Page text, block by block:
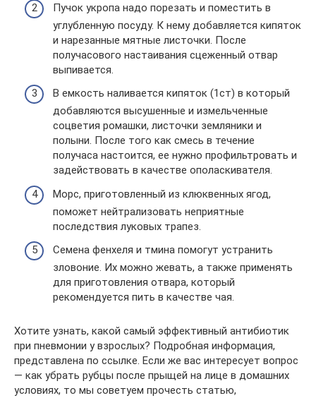
Пучок укропа надо порезать и поместить в
углубленную посуду. К нему добавляется кипяток
и нарезанные мятные листочки. После
получасового настаивания сцеженный отвар
выпивается.
В емкость наливается кипяток (1ст) в который
добавляются высушенные и измельченные
соцветия ромашки, листочки земляники и
полыни. После того как смесь в течение
получаса настоится, ее нужно профильтровать и
задействовать в качестве ополаскивателя.
Морс, приготовленный из клюквенных ягод,
поможет нейтрализовать неприятные
последствия луковых трапез.
Семена фенхеля и тмина помогут устранить
зловоние. Их можно жевать, а также применять
для приготовления отвара, который
рекомендуется пить в качестве чая.
Хотите узнать, какой самый эффективный антибиотик
при пневмонии у взрослых? Подробная информация,
представлена по ссылке. Если же вас интересует вопрос
— как убрать рубцы после прыщей на лице в домашних
условиях, то мы советуем прочесть статью,